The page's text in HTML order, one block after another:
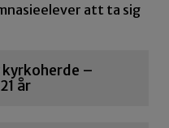
att ta sig
kyrkoherde –
år